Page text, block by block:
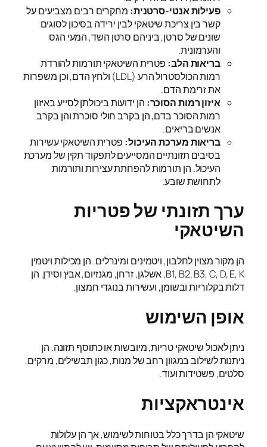
פעילות אנטי-סרטנית: מחקרים רבים מצביעים על
קשר בין צריכת שיטאקי לבין ירידה בסיכון לסוגים
שונים של סרטן, ביניהם סרטן השד, המעי הגס
והערמונית.
בריאות הלב: פטרית השיטאקי תורמות להורדת
רמות הכולסטרול הרע (LDL) ולחץ הדם, וכן משפרות
את זרימת הדם.
איזון רמות הסוכר: הן ידועות ביכולתן לסייע באיזון
רמות הסוכר בדם, הן בקרב חולי סוכרת והן בקרב
אנשים בריאים.
בריאות מערכת העיכול: פטרית השיטאקי עשירות
בסיבים תזונתיים המסייעים לתפקוד תקין של מערכת
העיכול. הן תורמות להפחתת עצירות ותורמות
לתחושת שובע.
ערך תזונתי של פטריות
השיטאקי
הן מקור מצוין לחלבון, ויטמינים ומינרלים. הן מכילות ויטמין
B1, B2, B3, C, D, E, K, אשלגן, זרחן, מגנזיום, אבץ וסידן. הן
דלות בקלוריות ובשומן, ועשירות בנוגדי חמצון.
אופן השימוש
ניתן לאכול שיטאקי טריות, מיובשות או כתוסף תזונה. הן
ניתנות לשילוב במגוון רחב של מנות, כגון תבשילים, מרקים,
סלטים, פשטידות ועוד.
אינטראקציות
שיטאקי הן בדרך כלל בטוחות לשימוש, אך הן עלולות